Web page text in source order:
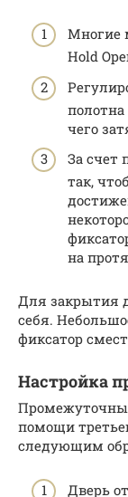
Многие
Hold
полотна
чего
За счет
так,
на
Для закрытия
себя.
фиксатор
Настройка
помощи
следующим
Дверь